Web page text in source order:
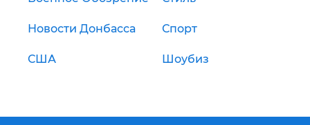
Новости Донбасса Спорт
США Шоубиз